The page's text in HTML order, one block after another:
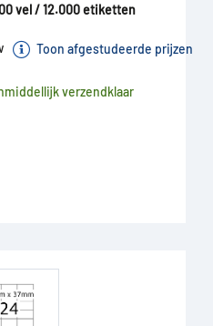
vel / 12.000 etiketten
Toon afgestudeerde prijzen
verzendklaar